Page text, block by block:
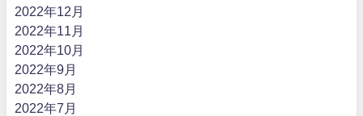
2022年12月
2022年11月
2022年10月
2022年9月
2022年8月
2022年7月